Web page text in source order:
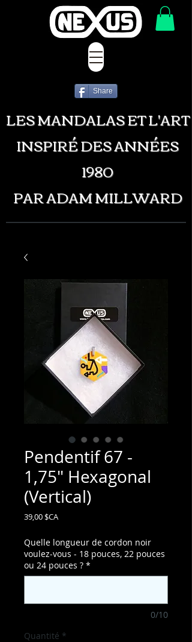
LES MANDALAS ET L'ART
INSPIRÉ DES ANNÉES
1980
PAR ADAM MILLWARD
Share
Pendentif 67 -
1,75" Hexagonal
(Vertical)
39,00 $CAPrix
Quelle longueur de cordon noir
voulez-vous - 18 pouces, 22 pouces
ou 24 pouces ? *
0/10
Quantité *